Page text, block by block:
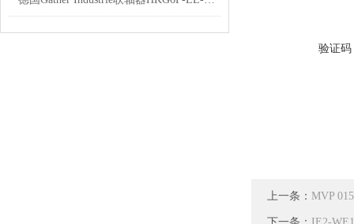
验证码
上一条： MVP